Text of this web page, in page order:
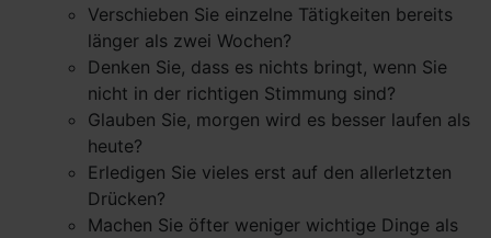
Verschieben Sie einzelne Tätigkeiten bereits
länger als zwei Wochen?
Denken Sie, dass es nichts bringt, wenn Sie
nicht in der richtigen Stimmung sind?
Glauben Sie, morgen wird es besser laufen als
heute?
Erledigen Sie vieles erst auf den allerletzten
Drücken?
Machen Sie öfter weniger wichtige Dinge als